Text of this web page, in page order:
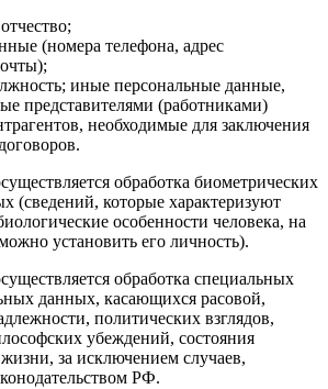
(номера телефона, адрес
иные персональные данные,
представителями (работниками)
необходимые для заключения
обработка биометрических
(сведений, которые характеризуют
особенности человека, на
установить его личность).
обработка специальных
данных, касающихся расовой,
политических взглядов,
убеждений, состояния
за исключением случаев,
РФ.